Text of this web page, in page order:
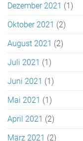
Dezember 2021 (1)
Oktober 2021 (2)
August 2021 (2)
Juli 2021 (1)
Juni 2021 (1)
Mai 2021 (1)
April 2021 (2)
März 2021 (2)